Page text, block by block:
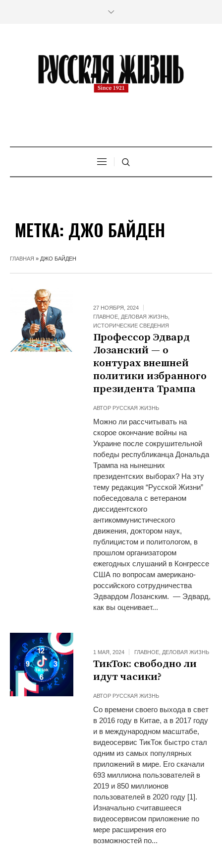
МЕТКА: ДЖО БАЙДЕН
ГЛАВНАЯ » ДЖО БАЙДЕН
27 НОЯБРЯ, 2024
ГЛАВНОЕ ДЕЛОВАЯ ЖИЗНЬ
ИСТОРИЧЕСКИЕ СВЕДЕНИЯ
Профессор Эдвард
Лозанский — о
контурах внешней
политики избранного
президента Трампа
АВТОР РУССКАЯ ЖИЗНЬ
Можно ли рассчитывать на
скорое окончание войны на
Украине после сокрушительной
победы республиканца Дональда
Трампа на нынешних
президентских выборах? На эту
тему редакция “Русской Жизни”
побеседовала с ветераном
диссидентского
антикоммунистического
движения, доктором наук,
публицистом и политологом, в
прошлом организатором
ежегодных слушаний в Конгрессе
США по вопросам американо-
российского сотрудничества
Эдвардом Лозанским. — Эдвард,
как вы оценивает...
1 МАЯ, 2024 ГЛАВНОЕ ДЕЛОВАЯ ЖИЗНЬ
ТикТок: свободно ли
идут часики?
АВТОР РУССКАЯ ЖИЗНЬ
Со времени своего выхода в свет
в 2016 году в Китае, а в 2017 году
и в международном масштабе,
видеосервис ТикТок быстро стал
одним из самых популярных
приложений в мире. Его скачали
693 миллиона пользователей в
2019 и 850 миллионов
пользователей в 2020 году [1].
Изначально считавшееся
видеосервисом приложение по
мере расширения его
возможностей по...